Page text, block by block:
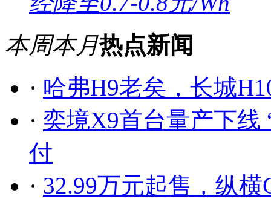
本周本月热点新闻
· 哈弗H9老矣，长城
· 奕境X9首台量产下线
付
· 32.99万元起售，纵